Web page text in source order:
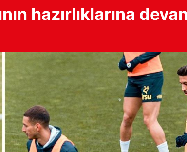
hazırlıklarına